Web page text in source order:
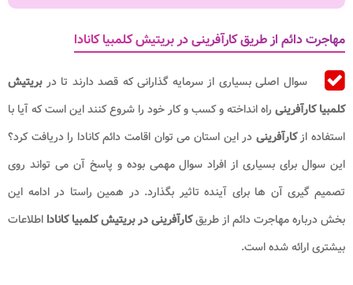
مهاجرت دائم از طریق کارآفرینی در بریتیش کلمبیا کانادا
سوال اصلی بسیاری از سرمایه گذارانی که قصد دارند تا دربریتیش
کلمبیا کارآفرینی راه انداخته و کسب و کار خود را شروع کنند این است که آیا با
استفاده ازکارآفرینی در این استان می توان اقامت دائم کانادا را دریافت کرد؟
این سوال برای بسیاری از افراد سوال مهمی بوده و پاسخ آن می تواند روی
تصمیم گیری آن ها برای آینده تاثیر بگذارد. در همین راستا در ادامه این
بخش درباره مهاجرت دائم از طریقکارآفرینی در بریتیش کلمبیا کانادا اطلاعات
بیشتری ارائه شده است.